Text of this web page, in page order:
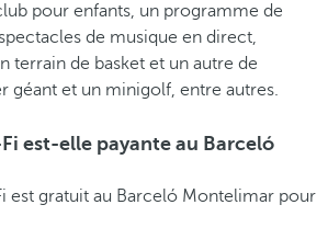
pour enfants, un programme de
de musique en direct,
terrain de basket et un autre de
géant et un minigolf, entre autres.
est-elle payante au Barceló
est gratuit au Barceló Montelimar pour